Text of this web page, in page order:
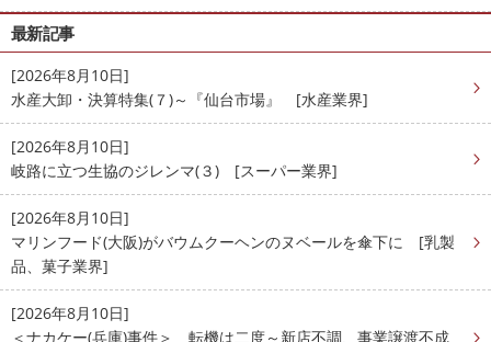
最新記事
[2026年8月10日]
水産大卸・決算特集(７)～『仙台市場』 [水産業界]
[2026年8月10日]
岐路に立つ生協のジレンマ(３) [スーパー業界]
[2026年8月10日]
マリンフード(大阪)がバウムクーヘンのヌベールを傘下に [乳製
品、菓子業界]
[2026年8月10日]
＜ナカケー(兵庫)事件＞ 転機は二度～新店不調、事業譲渡不成